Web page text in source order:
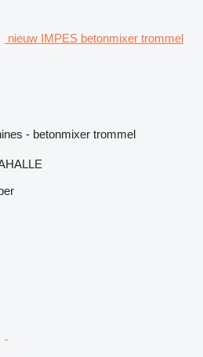
nieuw IMPES betonmixer trommel
- betonmixer trommel